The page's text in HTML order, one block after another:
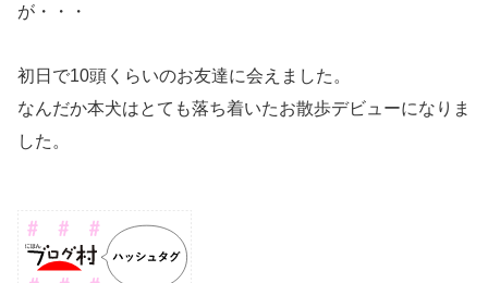
が・・・
初日で10頭くらいのお友達に会えました。
なんだか本犬はとても落ち着いたお散歩デビューになりま
した。